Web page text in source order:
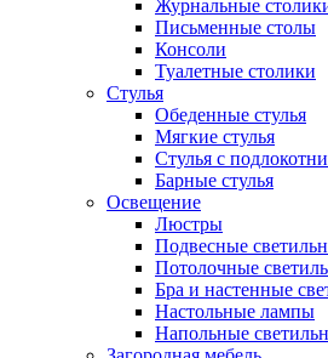
Журнальные
Письменные столы
Консоли
Туалетные столики
Стулья
Обеденные стулья
Мягкие стулья
Стулья с
Барные стулья
Освещение
Люстры
Подвесные
Потолочные
Бра и настенные
Настольные лампы
Напольные